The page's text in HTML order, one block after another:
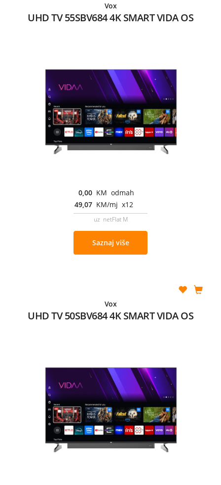
Vox
UHD TV 55SBV684 4K SMART VIDA OS
0,00 KM odmah
49,07 KM/mj x12
uz netFlat M
Saznaj više
Vox
UHD TV 50SBV684 4K SMART VIDA OS